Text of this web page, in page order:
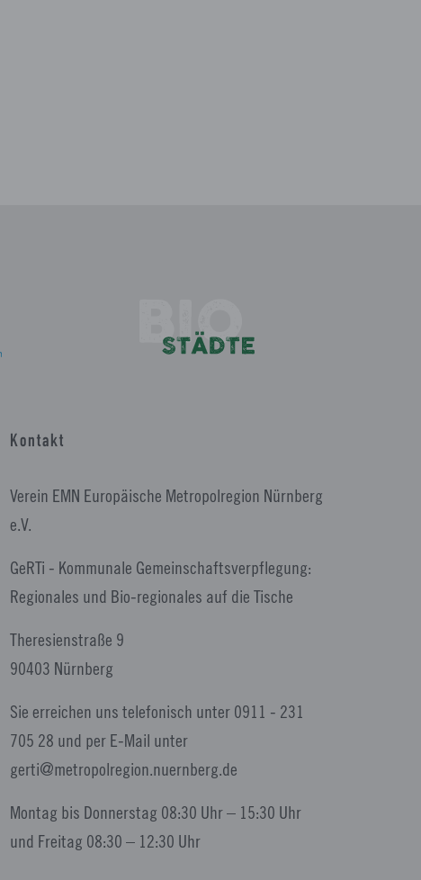
Kontakt
Verein EMN Europäische Metropolregion Nürnberg
e.V.
GeRTi - Kommunale Gemeinschaftsverpflegung:
Regionales und Bio-regionales auf die Tische
Theresienstraße 9
90403 Nürnberg
Sie erreichen uns telefonisch unter 0911 - 231
705 28 und per E-Mail unter
gerti
metropolregion.nuernberg.de
Montag bis Donnerstag 08:30 Uhr – 15:30 Uhr
und Freitag 08:30 – 12:30 Uhr